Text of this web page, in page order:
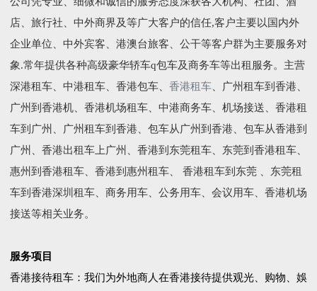
店、旅行社、中外商界及等广大客户的信任,客户主要以国内外
企业单位、中外宾客、港澳台旅客、公干等客户群为主要服务对
象.常年提供各种高级豪华轿车q包车及商务车等出租服务。主营
深港租车、中港租车、香港包车、 香港租车、广州租车到香港、
广州到香港机、香港机场租车、中港商务车、机场接送、香港租
车到广州、广州租车到香港、包车从广州到香港、包车从香港到
广州、香港出租车上广州、香港到东莞租车、东莞到香港租车、
惠州到香港租车、香港到惠州租车、 香港租车到东莞 、东莞租
车到香港深圳租车、商务用车、公务用车、会议用车、香港机场
接送等相关业务。
服务项目
香港接待租车：我们为外地商人在香港接待提供观光、购物、娛